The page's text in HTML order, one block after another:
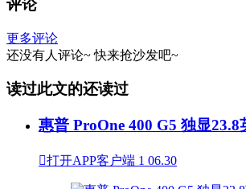
评论
更多评论
还没有人评论~ 快来抢沙发吧~
读过此文的还读过
惠普 ProOne 400 G5 独显23.8
打开APP客户端 1 06.30